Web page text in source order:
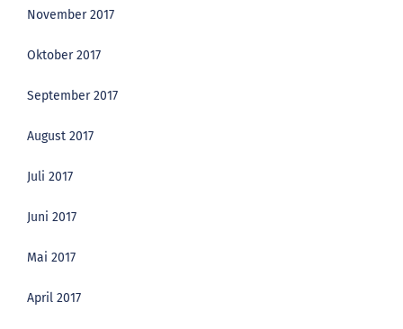
November 2017
Oktober 2017
September 2017
August 2017
Juli 2017
Juni 2017
Mai 2017
April 2017